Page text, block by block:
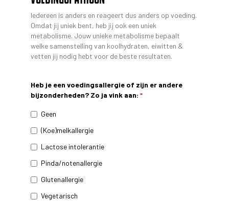
Iedereen is anders en reageert dus anders op voeding.
Omdat jij uniek bent, heb jij ook een uniek
metabolisme. Jouw unieke metabolisme bepaalt
welke samenstelling van koolhydraten, eiwitten &
vetten jij nodig hebt voor de beste resultaten.
Heb je een voedingsallergie of zijn er andere
bijzonderheden? Zo ja vink aan: *
Geen
(Koe)melkallergie
Lactose intolerantie
Pinda/notenallergie
Glutenallergie
Vegetarisch